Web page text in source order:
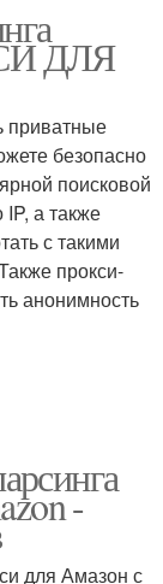
ДЛЯ
приватные
безопасно
поисковой
а также
с такими
прокси-
анонимность
-
для Амазон с